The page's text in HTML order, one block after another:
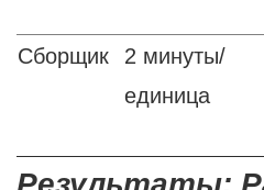
Сборщик
2 минуты/
единица